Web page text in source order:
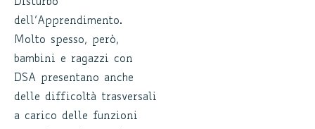
Disturbo
dell’Apprendimento.
Molto spesso, però,
bambini e ragazzi con
DSA presentano anche
delle difficoltà trasversali
a carico delle funzioni